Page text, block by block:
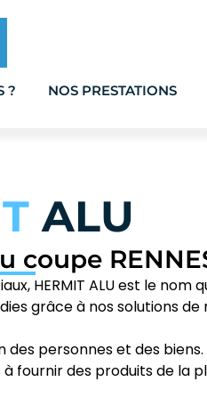
? NOS PRESTATIONS
ALU
coupe
HERMIT ALU est le
grâce à nos solutions
personnes et des
fournir des produits de la